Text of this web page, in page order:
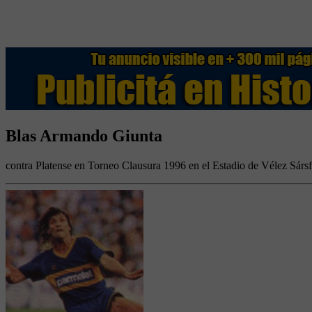
Blas Armando Giunta
contra Platense en Torneo Clausura 1996 en el Estadio de Vélez